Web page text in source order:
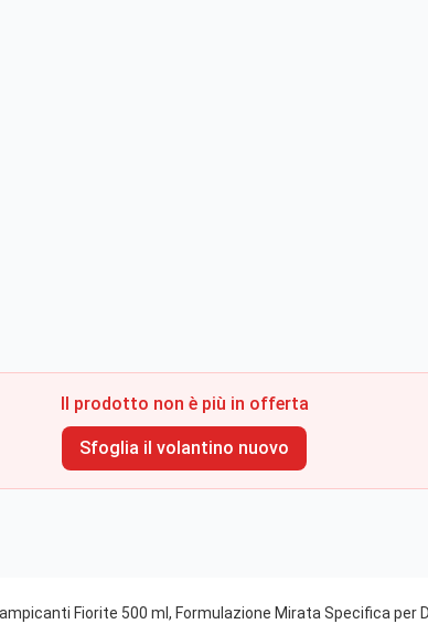
Il prodotto non è più in offerta
Sfoglia il volantino nuovo
Fiorite 500 ml, Formulazione Mirata Specifica per